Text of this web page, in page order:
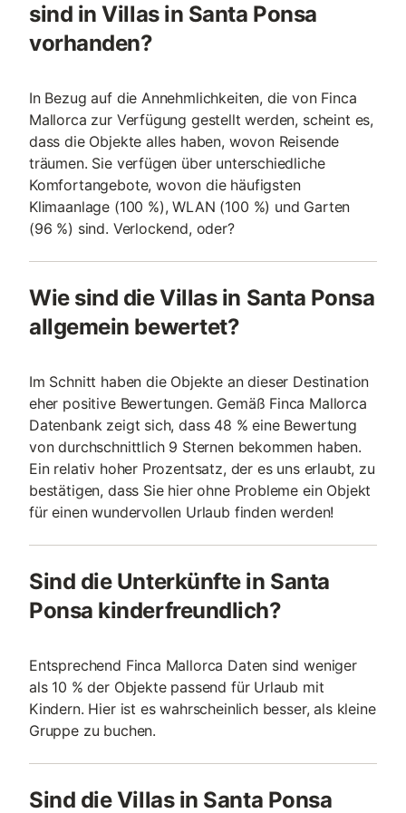
sind in Villas in Santa Ponsa
vorhanden?
In Bezug auf die Annehmlichkeiten, die von Finca
Mallorca zur Verfügung gestellt werden, scheint es,
dass die Objekte alles haben, wovon Reisende
träumen. Sie verfügen über unterschiedliche
Komfortangebote, wovon die häufigsten
Klimaanlage (100 %), WLAN (100 %) und Garten
(96 %) sind. Verlockend, oder?
Wie sind die Villas in Santa Ponsa
allgemein bewertet?
Im Schnitt haben die Objekte an dieser Destination
eher positive Bewertungen. Gemäß Finca Mallorca
Datenbank zeigt sich, dass 48 % eine Bewertung
von durchschnittlich 9 Sternen bekommen haben.
Ein relativ hoher Prozentsatz, der es uns erlaubt, zu
bestätigen, dass Sie hier ohne Probleme ein Objekt
für einen wundervollen Urlaub finden werden!
Sind die Unterkünfte in Santa
Ponsa kinderfreundlich?
Entsprechend Finca Mallorca Daten sind weniger
als 10 % der Objekte passend für Urlaub mit
Kindern. Hier ist es wahrscheinlich besser, als kleine
Gruppe zu buchen.
Sind die Villas in Santa Ponsa